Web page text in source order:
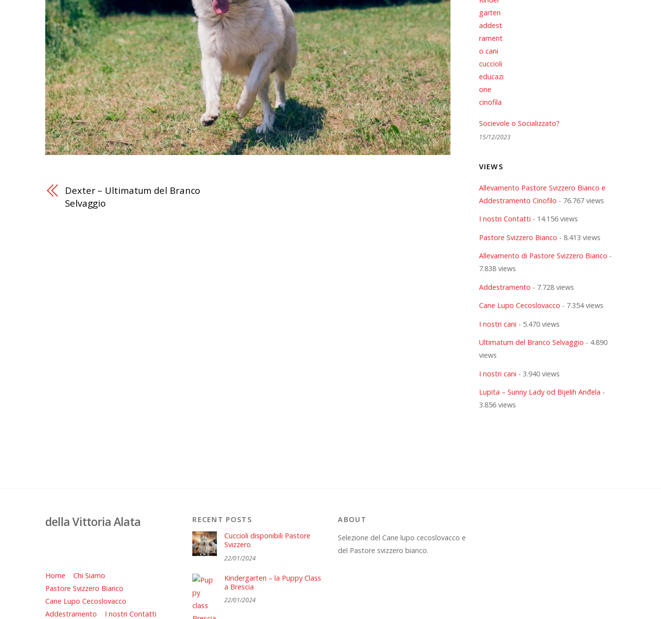
Dexter – Ultimatum del Branco
Selvaggio
Socievole o Socializzato?
15/12/2023
VIEWS
Allevamento Pastore Svizzero Bianco e
Addestramento Cinofilo - 76.767 views
I nostri Contatti - 14.156 views
Pastore Svizzero Bianco - 8.413 views
Allevamento di Pastore Svizzero Bianco -
7.838 views
Addestramento - 7.728 views
Cane Lupo Cecoslovacco - 7.354 views
I nostri cani - 5.470 views
Ultimatum del Branco Selvaggio - 4.890
views
I nostri cani - 3.940 views
Lupita – Sunny Lady od Bijelih Anđela -
3.856 views
della Vittoria Alata
Home
Chi Siamo
Pastore Svizzero Bianco
Cane Lupo Cecoslovacco
Addestramento
I nostri Contatti
RECENT POSTS
Cuccioli disponibili Pastore
Svizzero
22/01/2024
Kindergarten – la Puppy Class
a Brescia
22/01/2024
ABOUT
Selezione del Cane lupo cecoslovacco e
del Pastore svizzero bianco.